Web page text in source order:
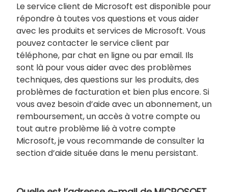
Le service client de Microsoft est disponible pour
répondre à toutes vos questions et vous aider
avec les produits et services de Microsoft. Vous
pouvez contacter le service client par
téléphone, par chat en ligne ou par email. Ils
sont là pour vous aider avec des problèmes
techniques, des questions sur les produits, des
problèmes de facturation et bien plus encore. Si
vous avez besoin d’aide avec un abonnement, un
remboursement, un accès à votre compte ou
tout autre problème lié à votre compte
Microsoft, je vous recommande de consulter la
section d’aide située dans le menu persistant.